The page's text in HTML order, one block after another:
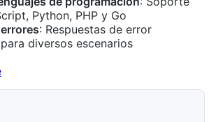
Python, PHP y Go
: Respuestas de error
diversos escenarios